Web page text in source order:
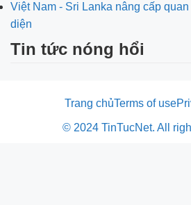
Việt Nam - Sri Lanka nâng cấp
diện
Tin tức nóng hổi
Trang chủTerms of use
© 2024 TinTucNet. All